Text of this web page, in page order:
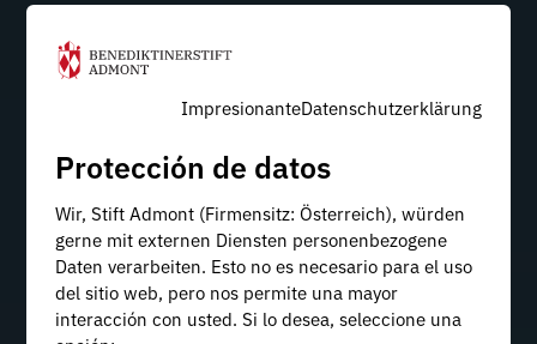
ImpresionanteDatenschutzerklärung
Protección de datos
Wir, Stift Admont (Firmensitz: Österreich), würden
gerne mit externen Diensten personenbezogene
Daten verarbeiten. Esto no es necesario para el uso
del sitio web, pero nos permite una mayor
interacción con usted. Si lo desea, seleccione una